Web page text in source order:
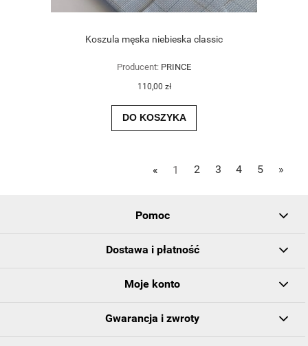
Koszula męska niebieska classic
Producent: PRINCE
110,00 zł
DO KOSZYKA
« 1 2 3 4 5 »
Pomoc
Dostawa i płatność
Moje konto
Gwarancja i zwroty